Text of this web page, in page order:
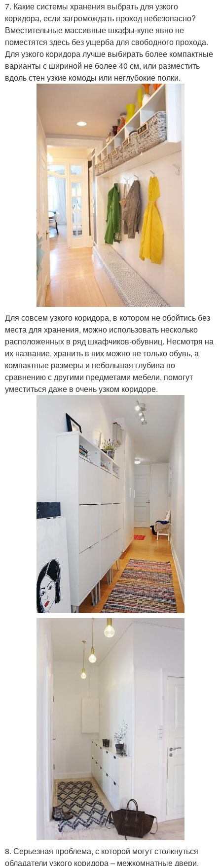
7. Какие системы хранения выбрать для узкого
коридора, если загромождать проход небезопасно?
Вместительные массивные шкафы-купе явно не
поместятся здесь без ущерба для свободного прохода.
Для узкого коридора лучше выбирать более компактные
варианты с шириной не более 40 см, или разместить
вдоль стен узкие комоды или неглубокие полки.
Для совсем узкого коридора, в котором не обойтись без
места для хранения, можно использовать несколько
расположенных в ряд шкафчиков-обувниц. Несмотря на
их название, хранить в них можно не только обувь, а
компактные размеры и небольшая глубина по
сравнению с другими предметами мебели, помогут
уместиться даже в очень узком коридоре.
8. Серьезная проблема, с которой могут столкнуться
обладатели узкого коридора – межкомнатные двери,